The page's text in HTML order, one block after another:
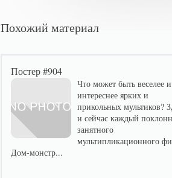
Похожий материал
Постер #904
Что может быть веселее и
интереснее ярких и
прикольных мультиков?
и сейчас каждый
занятного
мультипликационного
Дом-монстр...